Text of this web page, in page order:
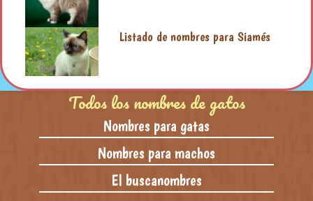
Listado de nombres para Siamés
Todos los nombres de gatos
Nombres para gatas
Nombres para machos
El buscanombres